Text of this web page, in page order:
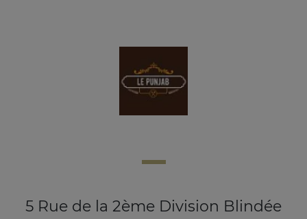
5 Rue de la 2ème Division Blindée